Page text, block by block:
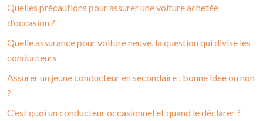
Quelles précautions pour assurer une voiture achetée
d’occasion ?
Quelle assurance pour voiture neuve, la question qui divise les
conducteurs
Assurer un jeune conducteur en secondaire : bonne idée ou non
?
C’est quoi un conducteur occasionnel et quand le déclarer ?